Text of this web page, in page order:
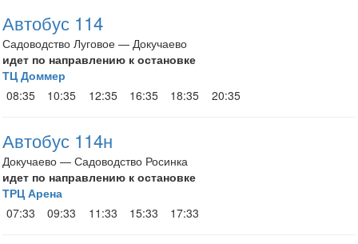
Автобус 114
Садоводство Луговое — Докучаево
идет по направлению к остановке
ТЦ Доммер
08:35
10:35 12:35 16:35 18:35 20:35
Автобус 114н
Докучаево — Садоводство Росинка
идет по направлению к остановке
ТРЦ Арена
07:33
09:33 11:33 15:33 17:33